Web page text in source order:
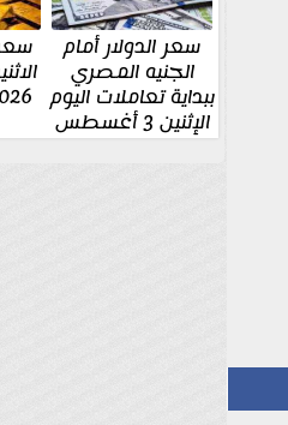
سعر الدولار أمام
الجنيه المصري
ببداية تعاملات اليوم
الإثنين 3 أغسطس